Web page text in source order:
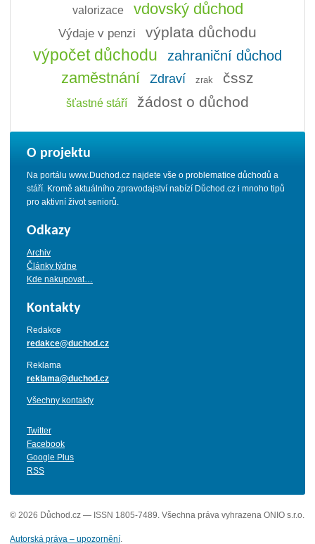
valorizace vdovský důchod
Výdaje v penzi výplata důchodu
výpočet důchodu zahraniční důchod
zaměstnání Zdraví zrak čssz
šťastné stáří žádost o důchod
O projektu
Na portálu www.Duchod.cz najdete vše o problematice důchodů a
stáří. Kromě aktuálního zpravodajství nabízí Důchod.cz i mnoho tipů
pro aktivní život seniorů.
Odkazy
Archiv
Články týdne
Kde nakupovat…
Kontakty
Redakce
redakce@duchod.cz
Reklama
reklama@duchod.cz
Všechny kontakty
Twitter
Facebook
Google Plus
RSS
© 2026 Důchod.cz — ISSN 1805-7489. Všechna práva vyhrazena ONIO s.r.o.
Autorská práva – upozornění.